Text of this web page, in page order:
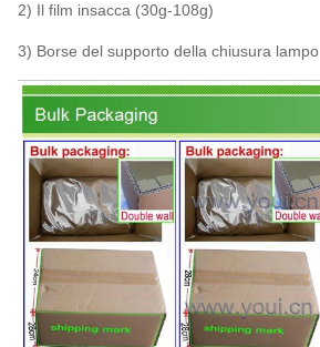
2) Il film insacca (30g-108g)
3) Borse del supporto della chiusura lampo